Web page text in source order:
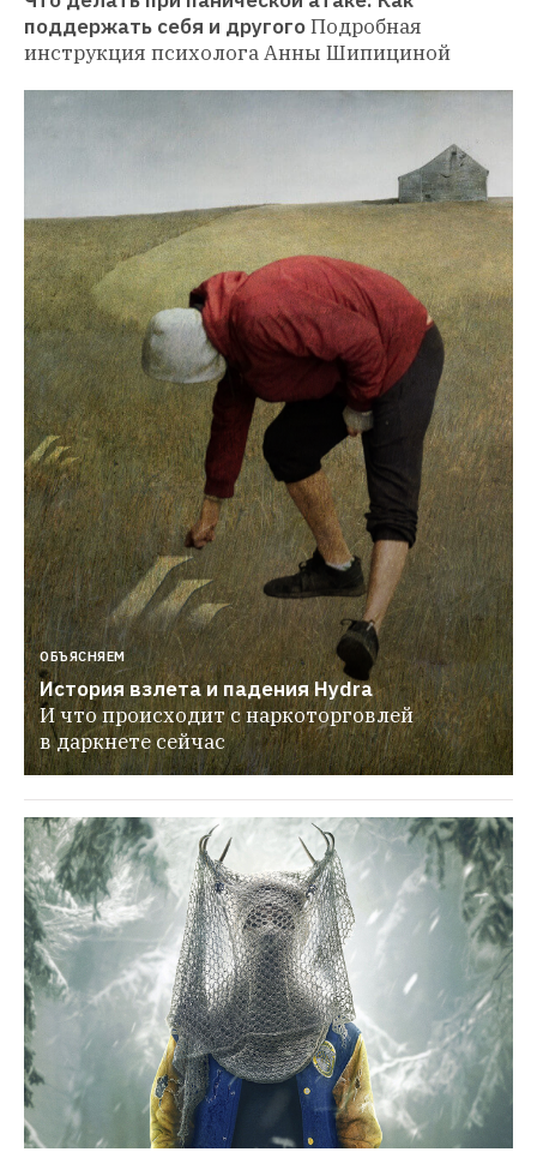
поддержать себя и другогоПодробная
инструкция психолога Анны Шипициной
ОБЪЯСНЯЕМ
История взлета и падения Hydra
И что происходит с наркоторговлей
в даркнете сейчас